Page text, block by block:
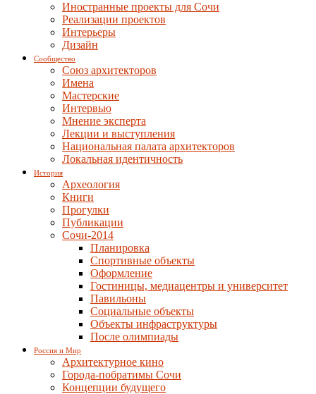
Иностранные проекты для Сочи
Реализации проектов
Интерьеры
Дизайн
Сообщество
Союз архитекторов
Имена
Мастерские
Интервью
Мнение эксперта
Лекции и выступления
Национальная палата архитекторов
Локальная идентичность
История
Археология
Книги
Прогулки
Публикации
Сочи-2014
Планировка
Спортивные объекты
Оформление
Гостиницы, медиацентры и университет
Павильоны
Социальные объекты
Объекты инфраструктуры
После олимпиады
Россия и Мир
Архитектурное кино
Города-побратимы Сочи
Концепции будущего